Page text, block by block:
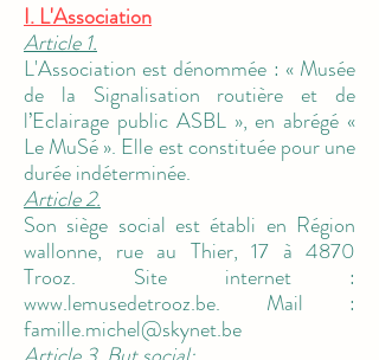
I. L'Association
Article 1.
L'Association est dénommée : « Musée
de la Signalisation routière et de
l’Eclairage public ASBL », en abrégé «
Le MuSé ». Elle est constituée pour une
durée indéterminée.
Article 2.
Son siège social est établi en Région
wallonne, rue au Thier, 17 à 4870
Trooz. Site internet :
www.lemusedetrooz.be. Mail :
famille.michel@skynet.be